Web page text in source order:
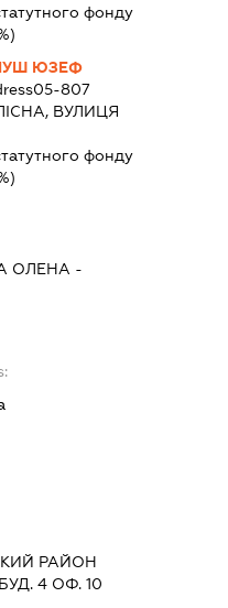
фонду
ЮЗЕФ
05-807
ВУЛИЦЯ
фонду
ОЛЕНА -
РАЙОН
4 ОФ. 10